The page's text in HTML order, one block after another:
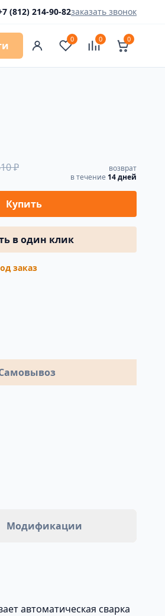
(812) 214-90-82заказать звонок
0 0 0
₽
возврат
в течение 14 дней
Купить
в один клик
заказ
Модификации
автоматическая сварка